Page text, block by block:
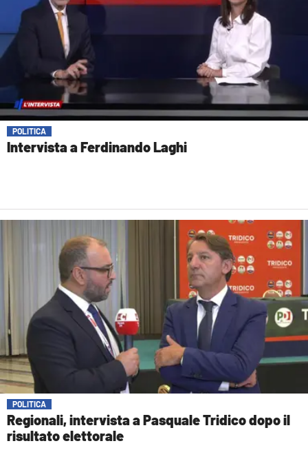
POLITICA
Intervista a Ferdinando Laghi
POLITICA
Regionali, intervista a Pasquale Tridico dopo il
risultato elettorale